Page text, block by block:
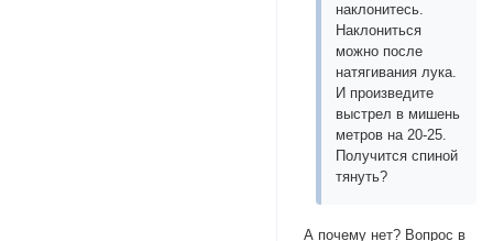
наклонитесь.
Наклониться
можно после
натягивания лука.
И произведите
выстрел в мишень
метров на 20-25.
Получится спиной
тянуть?
А почему нет? Вопрос в